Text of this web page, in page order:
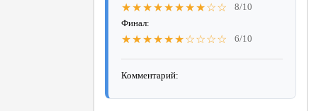
★★★★★★★★☆☆
8/10
Финал:
★★★★★★☆☆☆☆ 6/10
Комментарий: